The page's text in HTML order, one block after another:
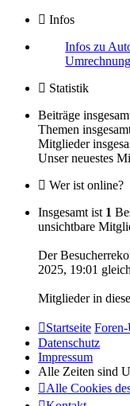
Infos
Infos zu
Statistik
Beiträge
Themen
Mitglieder
Unser neuestes
Wer ist online?
Insgesamt ist 1
unsichtbare
Der
2025, 19:01
Mitglieder in
Startseite
Datenschutz
Impressum
Alle Zeiten sind
Alle Cookies